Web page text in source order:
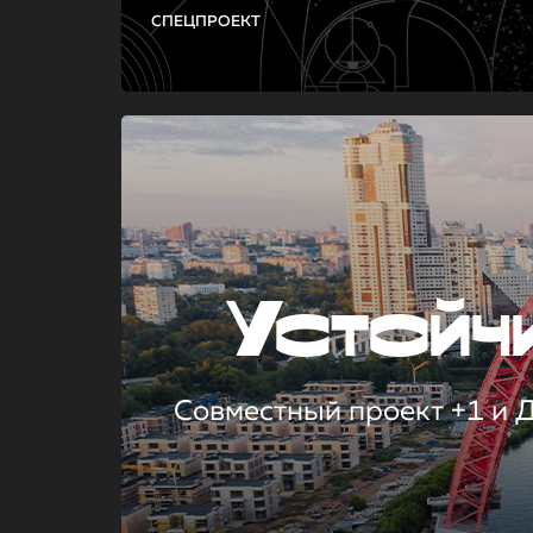
СПЕЦПРОЕКТ
Совместный проект +1 и